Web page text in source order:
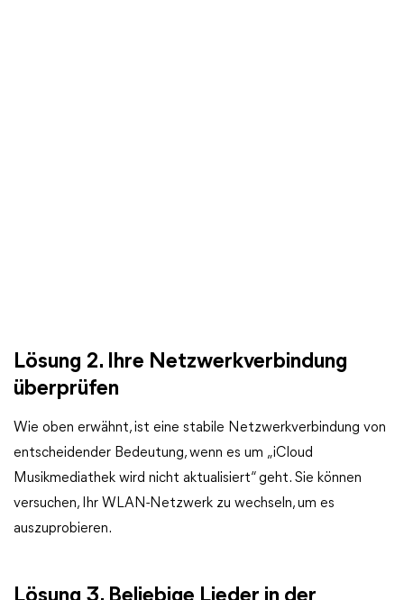
Lösung 2. Ihre Netzwerkverbindung
überprüfen
Wie oben erwähnt, ist eine stabile Netzwerkverbindung von
entscheidender Bedeutung, wenn es um „iCloud
Musikmediathek wird nicht aktualisiert“ geht. Sie können
versuchen, Ihr WLAN-Netzwerk zu wechseln, um es
auszuprobieren.